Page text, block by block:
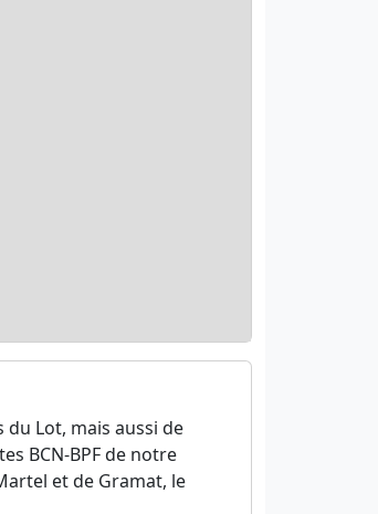
Lot, mais aussi de
BCN-BPF de notre
et de Gramat, le